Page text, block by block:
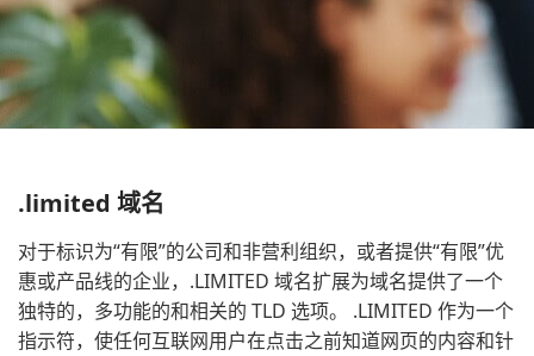
.limited 域名
对于标识为“有限”的公司和非营利组织，或者提供“有限”优
惠或产品线的企业，.LIMITED 域名扩展为域名提供了一个
独特的，多功能的和相关的 TLD 选项。 .LIMITED 作为一个
指示符，使任何互联网用户在点击之前知道网页的内容和针